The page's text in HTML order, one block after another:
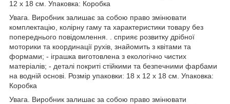
12 х 18 см. Упаковка: Коробка
Увага. Виробник залишає за собою право змінювати
комплектацію, колірну гаму та характеристики товару без
попереднього повідомлення. . сприяє розвитку дрібної
моторики та координації рухів, знайомить з квітами та
формами; - іграшка виготовлена з екологічно чистих
матеріалів; - деталі покриті стійкими та безпечними фарбами
на водній основі. Розмір упаковки: 18 х 12 х 18 см. Упаковка:
Коробка
Увага. Виробник залишає за собою право змінювати